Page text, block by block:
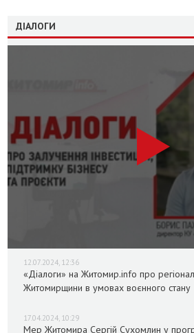
ДІАЛОГИ
12.07.2024, 12:36
«Діалоги» на Житомир.info про
Житомирщини в умовах воєнного стану
17.04.2024, 10:29
Мер Житомира Сергій Сухомлин у